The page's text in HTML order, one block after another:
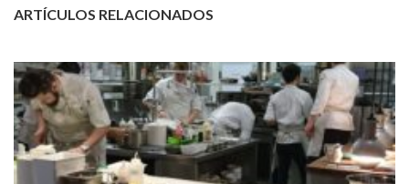
ARTÍCULOS RELACIONADOS